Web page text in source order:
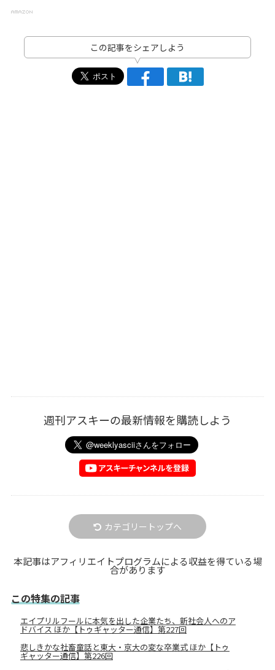
この記事をシェアしよう
週刊アスキーの最新情報を購読しよう
カテゴリートップへ
本記事はアフィリエイトプログラムによる収益を得ている場
合があります
この特集の記事
エイプリルフールに本気を出した企業たち、新社会人へのア
ドバイス ほか【トゥギャッター通信】第227回
悲しきかな社畜童話と東大・京大の変な卒業式 ほか【トゥ
ギャッター通信】第226回